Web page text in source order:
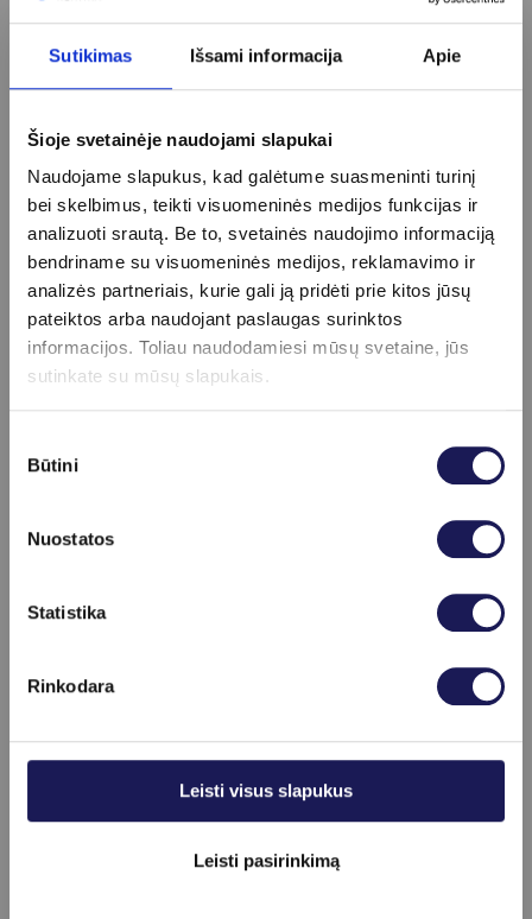
Sutikimas Išsami informacija Apie
Šioje svetainėje naudojami slapukai
Naudojame slapukus, kad galėtume suasmeninti turinį
bei skelbimus, teikti visuomeninės medijos funkcijas ir
analizuoti srautą. Be to, svetainės naudojimo informaciją
bendriname su visuomeninės medijos, reklamavimo ir
analizės partneriais, kurie gali ją pridėti prie kitos jūsų
pateiktos arba naudojant paslaugas surinktos
informacijos. Toliau naudodamiesi mūsų svetaine, jūs
sutinkate su mūsų slapukais.
pasirinkimas
Būtini
Nuostatos
Statistika
Rinkodara
Leisti visus slapukus
Leisti pasirinkimą
Įtarus šią ligą, gydymą
gliukokortikosteroidais reikia pradėti
nedelsiant, net jei tyrimų rezultatai dar
nepatvirtino diagnozės. Nesteroidiniai
vaistai nuo uždegimo gali palengvinti ligos
simptomus,
tačiau neapsaugo nuo komplikacijų
išsivystymo.
BIOFIRST klinikoje dirba profesionalūs
kraujagyslių chirurgai
tinkamą profilaktiką ar nukreips tolesniam
Ultragarsiniai tyrimai (echoskopijos)
„Global Diagnostics“